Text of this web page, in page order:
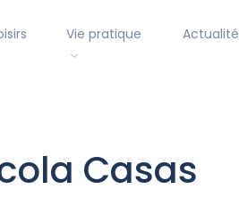
Vie pratique
Casas